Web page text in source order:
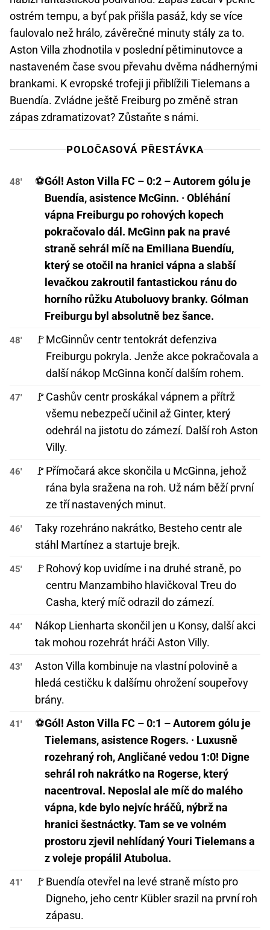
ostrém tempu, a byť pak přišla pasáž, kdy se více
faulovalo než hrálo, závěrečné minuty stály za to.
Aston Villa zhodnotila v poslední pětiminutovce a
nastaveném čase svou převahu dvěma nádhernými
brankami. K evropské trofeji ji přiblížili Tielemans a
Buendía. Zvládne ještě Freiburg po změně stran
zápas zdramatizovat? Zůstaňte s námi.
POLOČASOVÁ PŘESTÁVKA
48' ⚽Gól! Aston Villa FC – 0:2 – Autorem gólu je
Buendía, asistence McGinn. · Obléhání
vápna Freiburgu po rohových kopech
pokračovalo dál. McGinn pak na pravé
straně sehrál míč na Emiliana Buendíu,
který se otočil na hranici vápna a slabší
levačkou zakroutil fantastickou ránu do
horního růžku Atuboluovy branky. Gólman
Freiburgu byl absolutně bez šance.
48' 🚩McGinnův centr tentokrát defenziva
Freiburgu pokryla. Jenže akce pokračovala a
další nákop McGinna končí dalším rohem.
47' 🚩Cashův centr proskákal vápnem a přítrž
všemu nebezpečí učinil až Ginter, který
odehrál na jistotu do zámezí. Další roh Aston
Villy.
46' 🚩Přímočará akce skončila u McGinna, jehož
rána byla sražena na roh. Už nám běží první
ze tří nastavených minut.
46'
Taky rozehráno nakrátko, Besteho centr ale
stáhl Martínez a startuje brejk.
45' 🚩Rohový kop uvidíme i na druhé straně, po
centru Manzambiho hlavičkoval Treu do
Casha, který míč odrazil do zámezí.
44'
Nákop Lienharta skončil jen u Konsy, další akci
tak mohou rozehrát hráči Aston Villy.
43'
Aston Villa kombinuje na vlastní polovině a
hledá cestičku k dalšímu ohrožení soupeřovy
brány.
41' ⚽Gól! Aston Villa FC – 0:1 – Autorem gólu je
Tielemans, asistence Rogers. · Luxusně
rozehraný roh, Angličané vedou 1:0! Digne
sehrál roh nakrátko na Rogerse, který
nacentroval. Neposlal ale míč do malého
vápna, kde bylo nejvíc hráčů, nýbrž na
hranici šestnáctky. Tam se ve volném
prostoru zjevil nehlídaný Youri Tielemans a
z voleje propálil Atubolua.
41' 🚩Buendía otevřel na levé straně místo pro
Digneho, jeho centr Kübler srazil na první roh
zápasu.